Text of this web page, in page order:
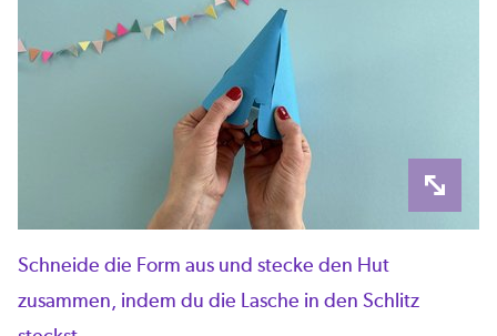
Schneide die Form aus und stecke den Hut
zusammen, indem du die Lasche in den Schlitz